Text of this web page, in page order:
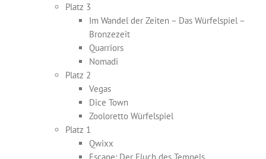
Platz 3
Im Wandel der Zeiten – Das Würfelspiel –
Bronzezeit
Quarriors
Nomadi
Platz 2
Vegas
Dice Town
Zooloretto Würfelspiel
Platz 1
Qwixx
Escape: Der Fluch des Tempels